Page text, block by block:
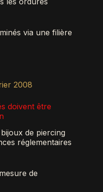
via une filière
2008
doivent être
de piercing
réglementaires
de